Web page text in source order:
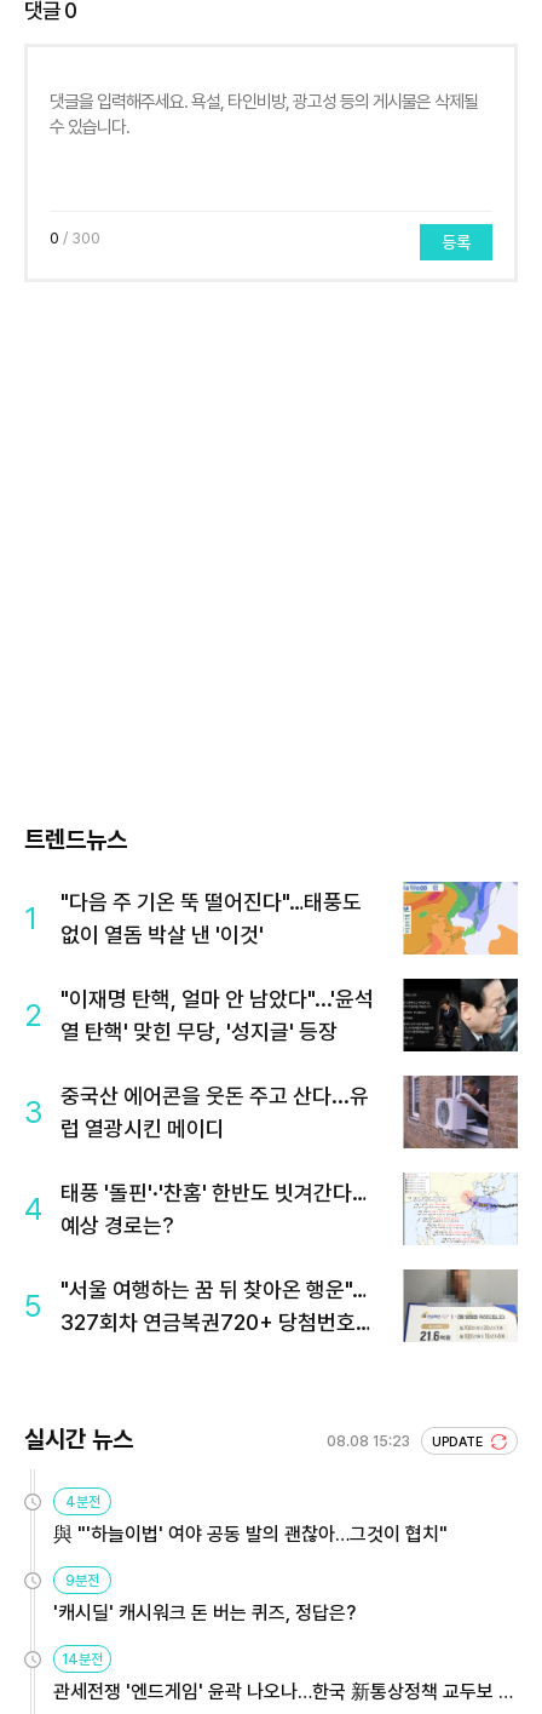
댓글0
0 / 300 등록
트렌드뉴스
1
"다음 주 기온 뚝 떨어진다"…태풍도
없이 열돔 박살 낸 '이것'
2
"이재명 탄핵, 얼마 안 남았다"...'윤석
열 탄핵' 맞힌 무당, '성지글' 등장
3
중국산 에어콘을 웃돈 주고 산다...유
럽 열광시킨 메이디
4
태풍 '돌핀'·'찬홈' 한반도 빗겨간다…
예상 경로는?
5
"서울 여행하는 꿈 뒤 찾아온 행운"…
327회차 연금복권720+ 당첨번호조
실시간 뉴스 08.08 15:23 UPDATE
4분전
與 "'하늘이법' 여야 공동 발의 괜찮아…그것이 협치"
9분전
'캐시딜' 캐시워크 돈 버는 퀴즈, 정답은?
14분전
관세전쟁 '엔드게임' 윤곽 나오나…한국 新통상정책 교두보 활